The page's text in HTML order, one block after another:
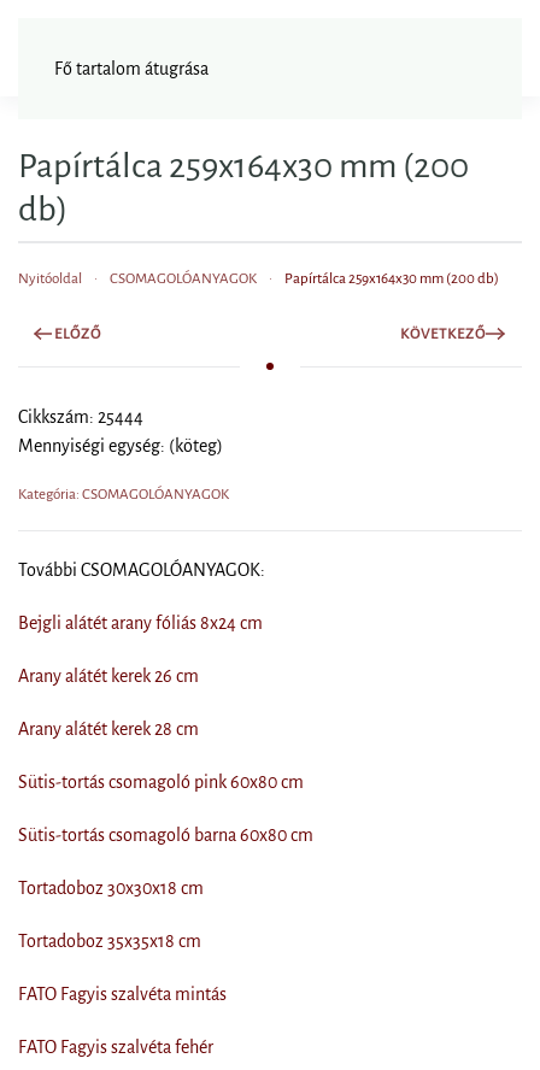
Fő tartalom átugrása
Papírtálca 259x164x30 mm (200
db)
Nyitóoldal CSOMAGOLÓANYAGOK Papírtálca 259x164x30 mm (200 db)
ELŐZŐ KÖVETKEZŐ
Cikkszám: 25444
Mennyiségi egység: (köteg)
Kategória: CSOMAGOLÓANYAGOK
További CSOMAGOLÓANYAGOK:
Bejgli alátét arany fóliás 8x24 cm
Arany alátét kerek 26 cm
Arany alátét kerek 28 cm
Sütis-tortás csomagoló pink 60x80 cm
Sütis-tortás csomagoló barna 60x80 cm
Tortadoboz 30x30x18 cm
Tortadoboz 35x35x18 cm
FATO Fagyis szalvéta mintás
FATO Fagyis szalvéta fehér